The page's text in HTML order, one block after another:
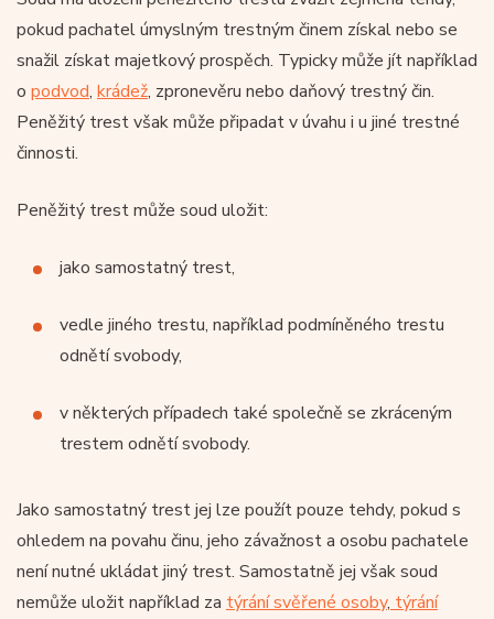
pokud pachatel úmyslným trestným činem získal nebo se
snažil získat majetkový prospěch. Typicky může jít například
o podvod, krádež, zpronevěru nebo daňový trestný čin.
Peněžitý trest však může připadat v úvahu i u jiné trestné
činnosti.
Peněžitý trest může soud uložit:
jako samostatný trest,
vedle jiného trestu, například podmíněného trestu
odnětí svobody,
v některých případech také společně se zkráceným
trestem odnětí svobody.
Jako samostatný trest jej lze použít pouze tehdy, pokud s
ohledem na povahu činu, jeho závažnost a osobu pachatele
není nutné ukládat jiný trest. Samostatně jej však soud
nemůže uložit například za týrání svěřené osoby, týrání